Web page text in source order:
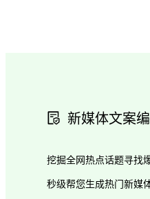
新媒体文案
挖掘全网热点话题寻找
秒级帮您生成热门新媒